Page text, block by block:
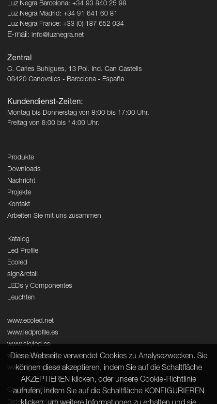
Luz Negra Barcelona: +34 93 840 25 98
Luz Negra Madrid: +34 91 641 60 81
Luz Negra France: +33 (0) 187 652 034
E-mail: info@luznegra.net
Zentral
C. Carles Buhigues, 13 Pol. Ind. Can Castells
08420 Canovelles - Barcelona - España
Kundendienst-Zeiten:
Montag bis Donnerstag von 8:00 bis 17:00 Uhr.
Freitag von 8:00 bis 14:00 Uhr.
Produkte
Downloads
Nachricht
Projekte
Kontakt
Arbeiten Sie mit uns zusammen
Katalog
Led Profile
Ecoled
sign&retail
LEDs y Componentes
Leuchten
www.ecoled.net
www.ledprofile.es
www.skyled.es
www.neolight.es
www.signandretail.com
Cookie-Richtlinie
Diese Webseite verwendet Cookies zu Analysezwecken. Sie
können diese akzeptieren, indem Sie auf die Schaltfläche
AKZEPTIEREN klicken, oder unsere Cookie-Richtlinie
aufrufen, indem Sie auf die Schaltfläche KONFIGURIEREN